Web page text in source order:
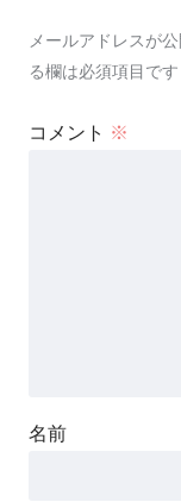
メールアドレスが
る欄は必須項目です
コメント ※
名前